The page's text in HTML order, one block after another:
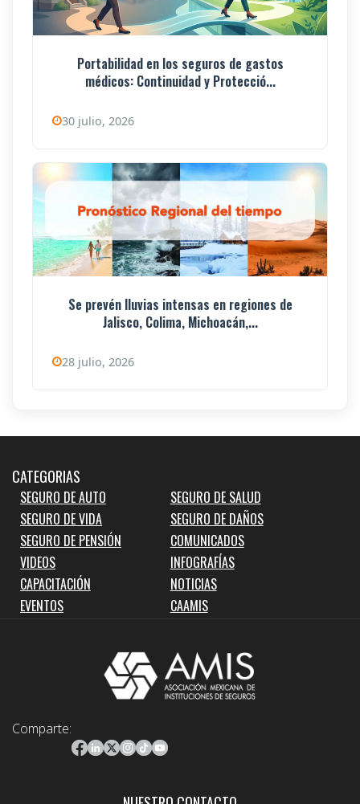
Portabilidad en los seguros de gastos
médicos: Continuidad y Protecció...
30 julio, 2026
Se prevén lluvias intensas en regiones de
Jalisco, Colima, Michoacán,...
28 julio, 2026
CATEGORIAS
SEGURO DE AUTO
SEGURO DE SALUD
SEGURO DE VIDA
SEGURO DE DAÑOS
SEGURO DE PENSIÓN
COMUNICADOS
VIDEOS
INFOGRAFÍAS
CAPACITACIÓN
NOTICIAS
EVENTOS
CAAMIS
Comparte: